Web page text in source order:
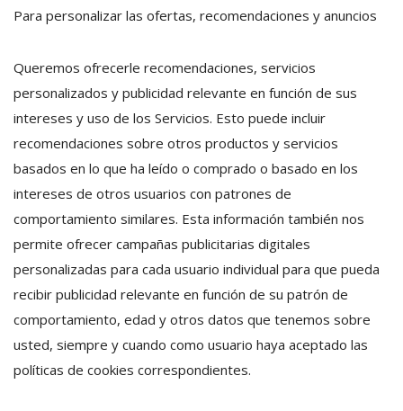
Para personalizar las ofertas, recomendaciones y anuncios
Queremos ofrecerle recomendaciones, servicios
personalizados y publicidad relevante en función de sus
intereses y uso de los Servicios. Esto puede incluir
recomendaciones sobre otros productos y servicios
basados en lo que ha leído o comprado o basado en los
intereses de otros usuarios con patrones de
comportamiento similares. Esta información también nos
permite ofrecer campañas publicitarias digitales
personalizadas para cada usuario individual para que pueda
recibir publicidad relevante en función de su patrón de
comportamiento, edad y otros datos que tenemos sobre
usted, siempre y cuando como usuario haya aceptado las
políticas de cookies correspondientes.